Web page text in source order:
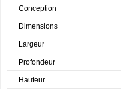
Conception
Dimensions
Largeur
Profondeur
Hauteur